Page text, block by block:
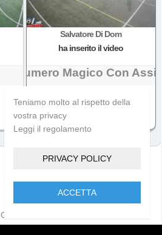
Salvatore Di Dom
ha inserito il video
Numero Magico Con
11 visualizzazioni
Teniamo molto al rispetto della
vostra privacy
Leggi il regolamento
PRIVACY POLICY
ACCETTA
Golcam 2021